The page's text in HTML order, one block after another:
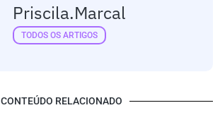
Priscila.marcal
TODOS OS ARTIGOS
CONTEÚDO RELACIONADO